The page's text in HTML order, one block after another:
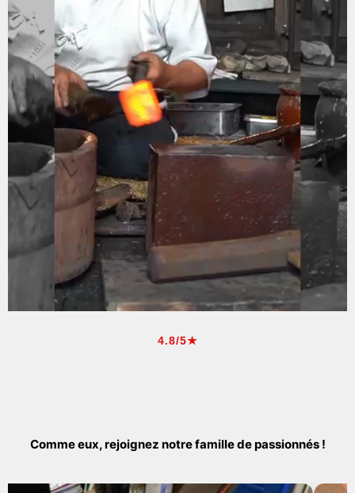
4.8/5★
Comme eux, rejoignez notre famille de passionnés !